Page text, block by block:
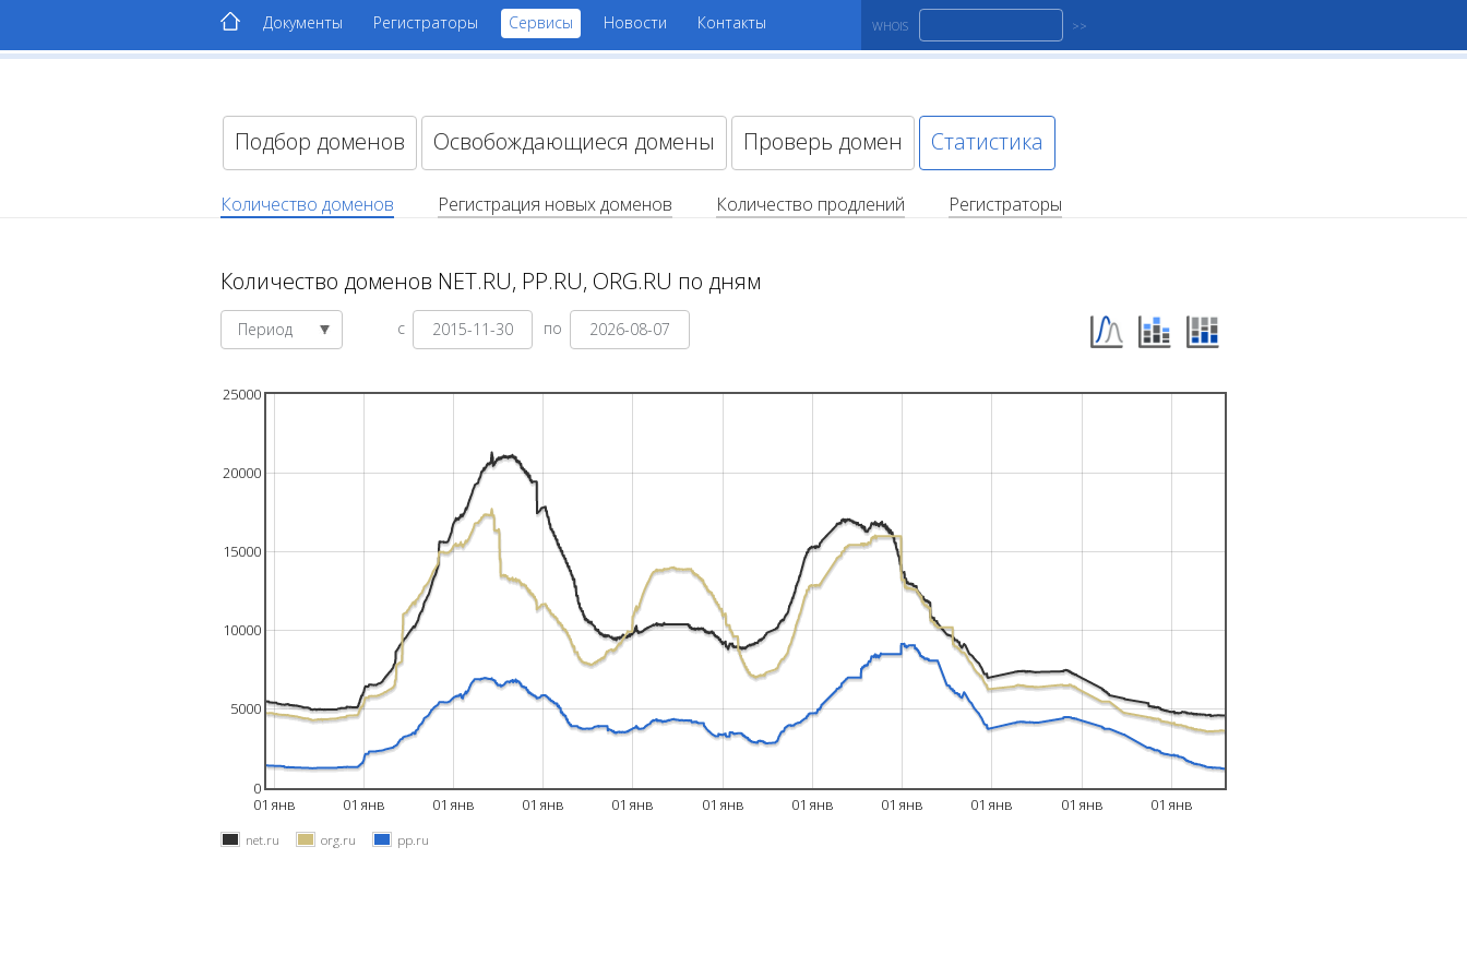
Документы Регистраторы Сервисы Новости Контакты WHOIS
Подбор доменов Освобождающиеся домены Проверь домен Статистика
Количество доменов Регистрация новых доменов Количество продлений Регистраторы
Количество доменов NET.RU, PP.RU, ORG.RU по дням
Период с по
01 янв 01 янв 01 янв 01 янв 01 янв 01 янв 01 янв 01 янв 01 янв 01 янв 01 янв
0
5000
10000
15000
20000
25000
net.ru org.ru pp.ru